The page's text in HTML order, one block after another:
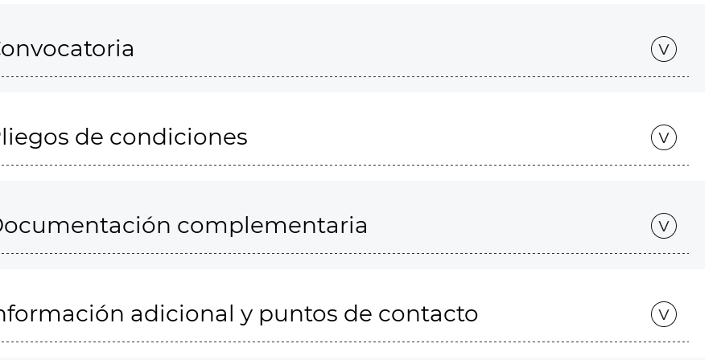
de condiciones
complementaria
adicional y puntos de contacto